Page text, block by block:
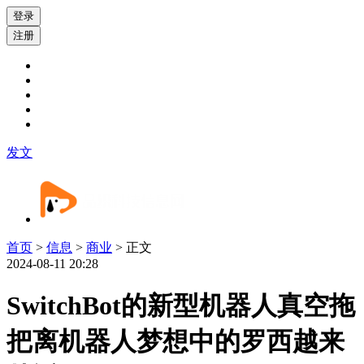
登录
注册
发文
首页 > 信息 > 商业 > 正文
2024-08-11 20:28
SwitchBot的新型机器人真空拖
把离机器人梦想中的罗西越来